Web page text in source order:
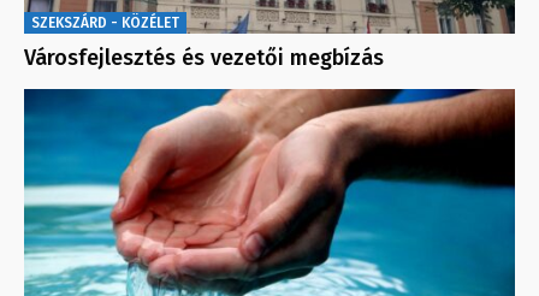
SZEKSZÁRD - KÖZÉLET
Városfejlesztés és vezetői megbízás